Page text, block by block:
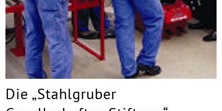
Die „Stahlgruber